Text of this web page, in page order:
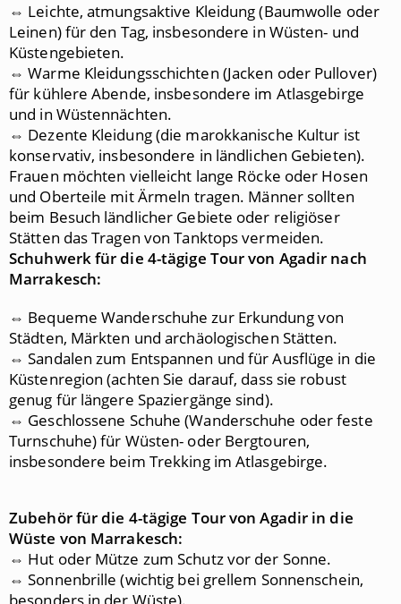
⇔ Leichte, atmungsaktive Kleidung (Baumwolle oder
Leinen) für den Tag, insbesondere in Wüsten- und
Küstengebieten.
⇔ Warme Kleidungsschichten (Jacken oder Pullover)
für kühlere Abende, insbesondere im Atlasgebirge
und in Wüstennächten.
⇔ Dezente Kleidung (die marokkanische Kultur ist
konservativ, insbesondere in ländlichen Gebieten).
Frauen möchten vielleicht lange Röcke oder Hosen
und Oberteile mit Ärmeln tragen. Männer sollten
beim Besuch ländlicher Gebiete oder religiöser
Stätten das Tragen von Tanktops vermeiden.
Schuhwerk für die 4-tägige Tour von Agadir nach
Marrakesch:
⇔ Bequeme Wanderschuhe zur Erkundung von
Städten, Märkten und archäologischen Stätten.
⇔ Sandalen zum Entspannen und für Ausflüge in die
Küstenregion (achten Sie darauf, dass sie robust
genug für längere Spaziergänge sind).
⇔ Geschlossene Schuhe (Wanderschuhe oder feste
Turnschuhe) für Wüsten- oder Bergtouren,
insbesondere beim Trekking im Atlasgebirge.
Zubehör für die 4-tägige Tour von Agadir in die
Wüste von Marrakesch:
⇔ Hut oder Mütze zum Schutz vor der Sonne.
⇔ Sonnenbrille (wichtig bei grellem Sonnenschein,